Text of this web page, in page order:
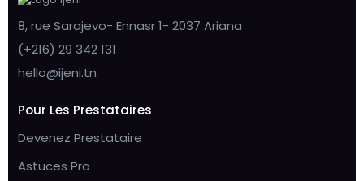
8, rue Sarajevo- Ennasr 1- 2037 Ariana
(+216) 29 342 131
hello@ijeni.tn
Pour Les Prestataires
Devenez Prestataire
Astuces Pro